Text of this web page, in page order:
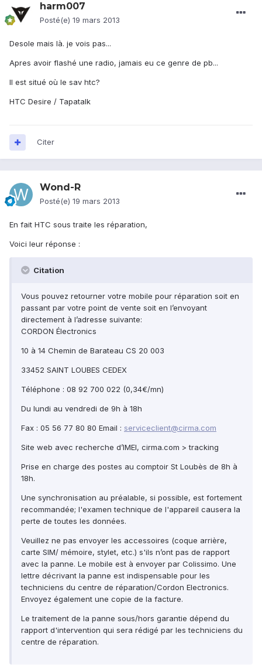
harm007
Posté(e) 19 mars 2013
Desole mais là. je vois pas...
Apres avoir flashé une radio, jamais eu ce genre de pb...
Il est situé où le sav htc?
HTC Desire / Tapatalk
Citer
Wond-R
Posté(e) 19 mars 2013
En fait HTC sous traite les réparation,
Voici leur réponse :
Citation
Vous pouvez retourner votre mobile pour réparation soit en
passant par votre point de vente soit en l’envoyant
directement à l’adresse suivante:
CORDON Électronics
10 à 14 Chemin de Barateau CS 20 003
33452 SAINT LOUBES CEDEX
Téléphone : 08 92 700 022 (0,34€/mn)
Du lundi au vendredi de 9h à 18h
Fax : 05 56 77 80 80 Email : serviceclient@cirma.com
Site web avec recherche d’IMEI, cirma.com > tracking
Prise en charge des postes au comptoir St Loubès de 8h à
18h.
Une synchronisation au préalable, si possible, est fortement
recommandée; l'examen technique de l'appareil causera la
perte de toutes les données.
Veuillez ne pas envoyer les accessoires (coque arrière,
carte SIM/ mémoire, stylet, etc.) s'ils n’ont pas de rapport
avec la panne. Le mobile est à envoyer par Colissimo. Une
lettre décrivant la panne est indispensable pour les
techniciens du centre de réparation/Cordon Electronics.
Envoyez également une copie de la facture.
Le traitement de la panne sous/hors garantie dépend du
rapport d'intervention qui sera rédigé par les techniciens du
centre de réparation.